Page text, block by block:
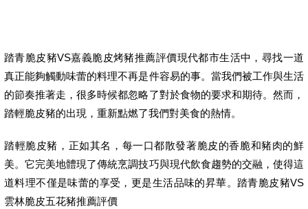
踏青脆皮豬VS嘉義脆皮烤豬推薦評價現代都市生活中，尋找一道
真正能夠觸動味蕾的料理不再是件容易的事。當我們被工作與生活
的節奏推著走，很多時候都忽略了對於食物的要求和期待。然而，
踏輕脆皮豬的出現，重新點燃了我們對美食的熱情。
踏輕脆皮豬，正如其名，每一口都散發著脆皮的香脆和豬肉的鮮
美。它完美地體現了傳統烹調技巧與現代飲食趨勢的交融，使得這
道料理不僅是味蕾的享受，更是生活品味的昇華。踏青脆皮豬VS
雲林脆皮五花豬推薦評價